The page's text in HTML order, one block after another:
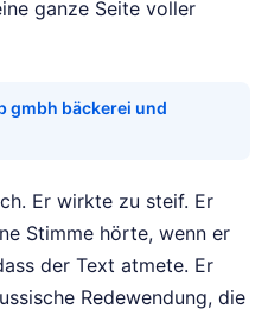
ganze Seite voller
gmbh bäckerei und
Er wirkte zu steif. Er
Stimme hörte, wenn er
der Text atmete. Er
Redewendung, die